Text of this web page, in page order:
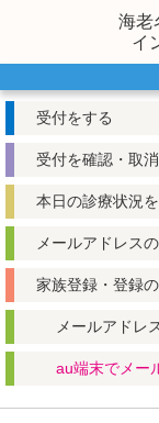
海老
イ
受付をする
受付を確認・取
本日の診療状況
メールアドレス
家族登録・登録
メールアドレ
au端末でメー